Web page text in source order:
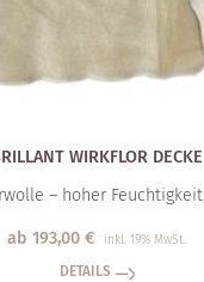
WIRKFLOR DECKE
– hoher
ab 193,00 € inkl. 19% MwSt.
DETAILS